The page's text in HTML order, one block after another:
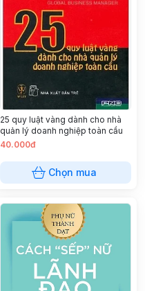
25 quy luật vàng dành cho nhà
quản lý doanh nghiệp toàn cầu
40.000đ
Chọn mua